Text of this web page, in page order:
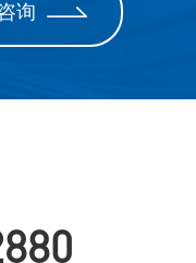
询